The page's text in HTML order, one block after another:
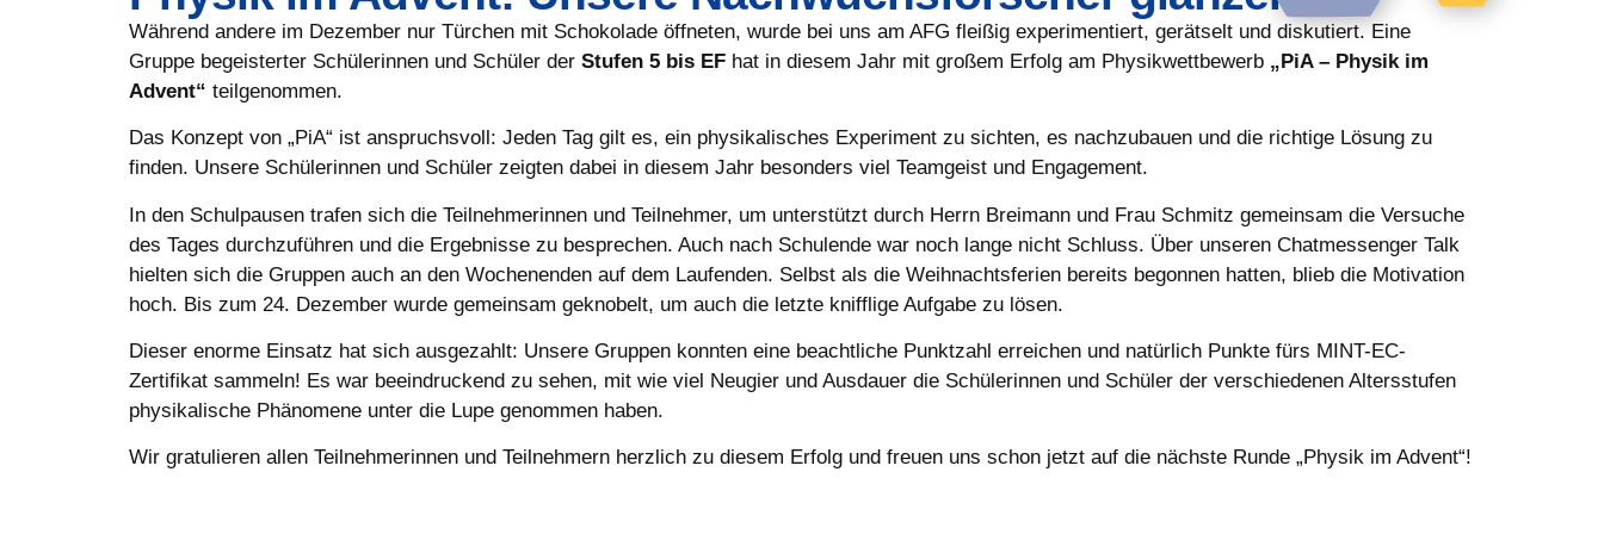
Während andere im Dezember nur Türchen mit Schokolade öffneten, wurde bei uns am AFG fleißig experimentiert, gerätselt und diskutiert. Eine
Gruppe begeisterter Schülerinnen und Schüler der Stufen 5 bis EFhat in diesem Jahr mit großem Erfolg am Physikwettbewerb „PiA – Physik im
Advent“ teilgenommen.
Das Konzept von „PiA“ ist anspruchsvoll: Jeden Tag gilt es, ein physikalisches Experiment zu sichten, es nachzubauen und die richtige Lösung zu
finden. Unsere Schülerinnen und Schüler zeigten dabei in diesem Jahr besonders viel Teamgeist und Engagement.
In den Schulpausen trafen sich die Teilnehmerinnen und Teilnehmer, um unterstützt durch Herrn Breimann und Frau Schmitz gemeinsam die Versuche
des Tages durchzuführen und die Ergebnisse zu besprechen. Auch nach Schulende war noch lange nicht Schluss. Über unseren Chatmessenger Talk
hielten sich die Gruppen auch an den Wochenenden auf dem Laufenden. Selbst als die Weihnachtsferien bereits begonnen hatten, blieb die Motivation
hoch. Bis zum 24. Dezember wurde gemeinsam geknobelt, um auch die letzte knifflige Aufgabe zu lösen.
Dieser enorme Einsatz hat sich ausgezahlt: Unsere Gruppen konnten eine beachtliche Punktzahl erreichen und natürlich Punkte fürs MINT-EC-
Zertifikat sammeln! Es war beeindruckend zu sehen, mit wie viel Neugier und Ausdauer die Schülerinnen und Schüler der verschiedenen Altersstufen
physikalische Phänomene unter die Lupe genommen haben.
Wir gratulieren allen Teilnehmerinnen und Teilnehmern herzlich zu diesem Erfolg und freuen uns schon jetzt auf die nächste Runde „Physik im Advent“!